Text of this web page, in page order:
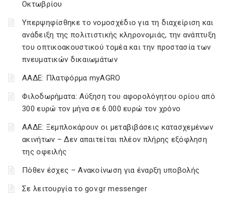
Οκτωβρίου
Υπερψηφίσθηκε το νομοσχέδιο για τη διαχείριση και
ανάδειξη της πολιτιστικής κληρονομιάς, την ανάπτυξη
του οπτικοακουστικού τομέα και την προστασία των
πνευματικών δικαιωμάτων
ΑΑΔΕ: Πλατφόρμα myAGRO
Φιλοδωρήματα: Αύξηση του αφορολόγητου ορίου από
300 ευρώ τον μήνα σε 6.000 ευρώ τον χρόνο
ΑΑΔΕ: Ξεμπλοκάρουν οι μεταβιβάσεις κατασχεμένων
ακινήτων – Δεν απαιτείται πλέον πλήρης εξόφληση
της οφειλής
Πόθεν έσχες – Ανακοίνωση για έναρξη υποβολής
Σε λειτουργία το gov.gr messenger